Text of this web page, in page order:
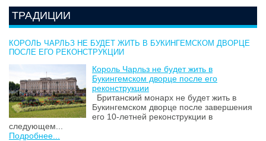
ТРАДИЦИИ
КОРОЛЬ ЧАРЛЬЗ НЕ БУДЕТ ЖИТЬ В БУКИНГЕМСКОМ ДВОРЦЕ
ПОСЛЕ ЕГО РЕКОНСТРУКЦИИ
Король Чарльз не будет жить в
Букингемском дворце после его
реконструкции
Британский монарх не будет жить в
Букингемском дворце после завершения
его 10-летней реконструкции в
следующем...
Подробнее...